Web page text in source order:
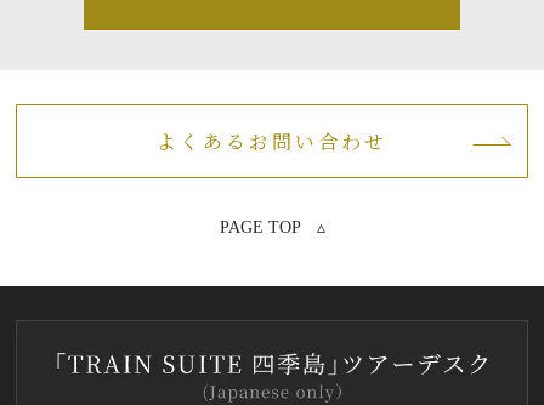
よくあるお問い合わせ
PAGE TOP ▵